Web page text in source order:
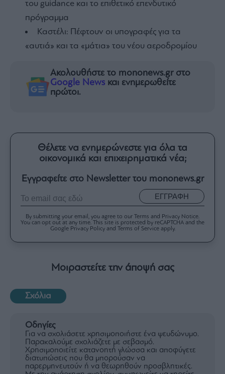
του guidance και το επιθετικό επενδυτικό
πρόγραμμα
Καστέλι: Πέφτουν οι υπογραφές για τα
«αυτιά» και τα «μάτια» του νέου αεροδρομίου
Ακολουθήστε το mononews.gr στο
Google News και ενημερωθείτε
πρώτοι.
Θέλετε να ενημερώνεστε για όλα τα
οικονομικά και επιχειρηματικά νέα;
Εγγραφείτε στο Newsletter του mononews.gr
ΕΓΓΡΑΦΗ
By submitting your email, you agree to our Terms and Privacy Notice.
You can opt out at any time. This site is protected by reCAPTCHA and the
Google Privacy Policy and Terms of Service apply.
Μοιραστείτε την άποψή σας
Σχόλια
Οδηγίες
Για να σχολιάσετε χρησιμοποιήστε ένα ψευδώνυμο.
Παρακαλούμε σχολιάζετε με σεβασμό.
Χρησιμοποιείτε κατανοητή γλώσσα και αποφύγετε
διατυπώσεις που θα μπορούσαν να
παρερμηνευτούν ή να θεωρηθούν προσβλητικές.